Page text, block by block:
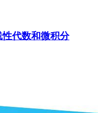
代数和微积分